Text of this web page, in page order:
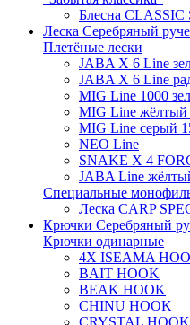
Блесна CLASSIC
Леска Серебряный
Плетёные лески
JABA X 6 Line
JABA X 6 Line
MIG Line 1000
MIG Line
MIG Line серый
NEO Line
SNAKE X 4
JABA Line
Специальные
Леска CARP
Крючки Серебряный
Крючки одинарные
4X ISEAMA
BAIT HOOK
BEAK HOOK
CHINU HOOK
CRYSTAL HOOK